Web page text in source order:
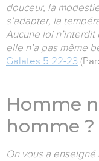
douceur, la
s’adapter, la
Aucune loi
elle n’a pas même
Galates 5.22-23
Homme
homme ?
On vous a